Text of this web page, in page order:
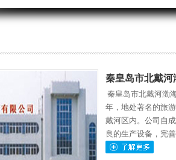
秦皇岛市北戴
秦皇岛市北戴河渤
年，地处著名的旅
戴河区内。公司自
良的生产设备，完
障如可进行调修?
好,势必影响衡
此问题应及时
怎么调修?
开关灵活自
了问题，则开
上。这种情